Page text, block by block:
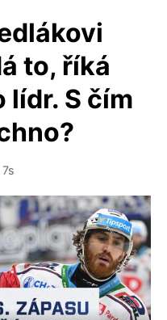
to, říká
lídr. S čím